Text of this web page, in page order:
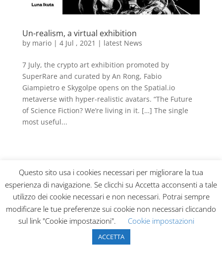
Un-realism, a virtual exhibition
by mario| 4 Jul , 2021 | latest News
7 July, the crypto art exhibition promoted by
SuperRare and curated by An Rong, Fabio
Giampietro e Skygolpe opens on the Spatial.io
metaverse with hyper-realistic avatars. “The Future
of Science Fiction? We’re living in it. […] The single
most useful...
Liquid Sky Agency 2020 - All rights reserved
Questo sito usa i cookies necessari per migliorare la tua
esperienza di navigazione. Se clicchi su Accetta acconsenti a tale
utilizzo dei cookie necessari e non necessari. Potrai sempre
modificare le tue preferenze sui cookie non necessari cliccando
sul link "Cookie impostazioni".
Cookie impostazioni
ACCETTA